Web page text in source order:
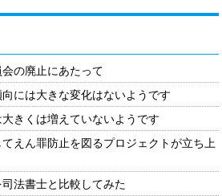
の廃止にあたって
には大きな変化はないようです
きくは増えていないようです
えん罪防止を図るプロジェクトが立ち上
法書士と比較してみた